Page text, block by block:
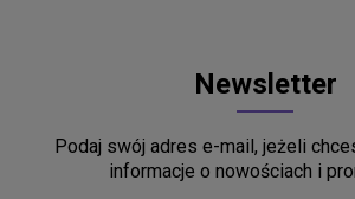
Newsletter
Podaj swój adres e-mail, jeżeli
informacje o nowościach i